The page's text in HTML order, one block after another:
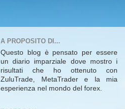
A PROPOSITO DI...
Questo blog è pensato per essere
un diario imparziale dove mostro i
risultati che ho ottenuto con
ZuluTrade, MetaTrader e la mia
esperienza nel mondo del forex.